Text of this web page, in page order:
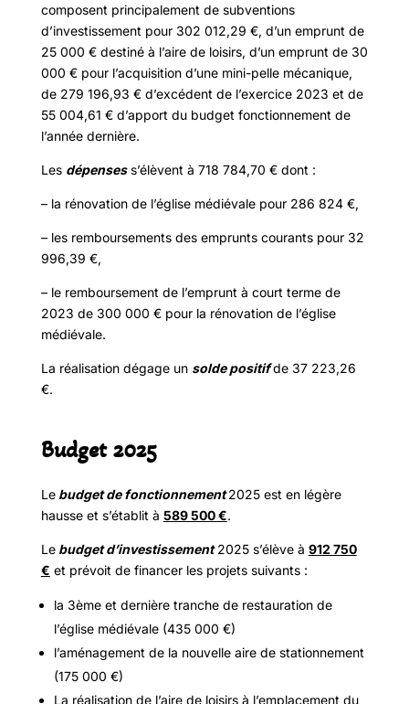
composent principalement de subventions
d’investissement pour 302 012,29 €, d’un emprunt de
25 000 € destiné à l’aire de loisirs, d’un emprunt de 30
000 € pour l’acquisition d’une mini-pelle mécanique,
de 279 196,93 € d’excédent de l’exercice 2023 et de
55 004,61 € d’apport du budget fonctionnement de
l’année dernière.
Les dépensess’élèvent à 718 784,70 € dont :
– la rénovation de l’église médiévale pour 286 824 €,
– les remboursements des emprunts courants pour 32
996,39 €,
– le remboursement de l’emprunt à court terme de
2023 de 300 000 € pour la rénovation de l’église
médiévale.
La réalisation dégage un solde positifde 37 223,26
€.
Budget 2025
Lebudget de fonctionnement2025 est en légère
hausse et s’établit à 589 500 €.
Lebudget d’investissement2025 s’élève à 912 750
€ et prévoit de financer les projets suivants :
la 3ème et dernière tranche de restauration de
l’église médiévale (435 000 €)
l’aménagement de la nouvelle aire de stationnement
(175 000 €)
La réalisation de l’aire de loisirs à l’emplacement du